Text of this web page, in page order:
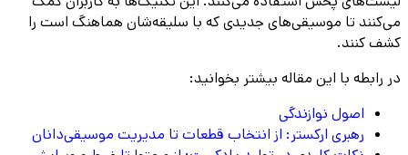
می‌کنند تا موسیقی‌های جدیدی که با سلیقه‌شان هماهنگ است را
کشف کنند.
در رابطه با این مقاله بیشتر بخوانید:
اصول نوازندگی
رهبری ارکستر: از انتخاب قطعات تا مدیریت موسیقی‌دانان